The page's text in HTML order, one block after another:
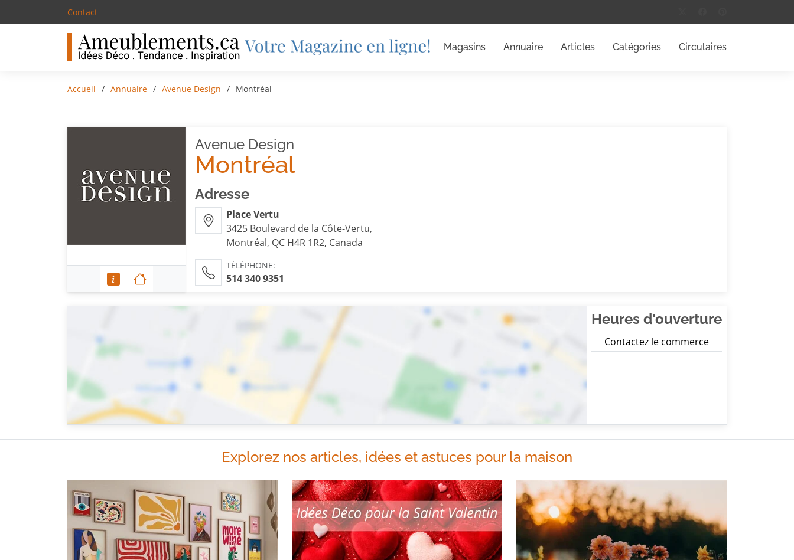
Contact
Magasins Annuaire Articles Catégories Circulaires
Accueil Annuaire Avenue Design Montréal
Avenue Design
Montréal
Adresse
Place Vertu
3425 Boulevard de la Côte-Vertu,
Montréal, QC H4R 1R2, Canada
TÉLÉPHONE:
514 340 9351
Heures d'ouverture
Contactez le commerce
Explorez nos articles, idées et astuces pour la maison